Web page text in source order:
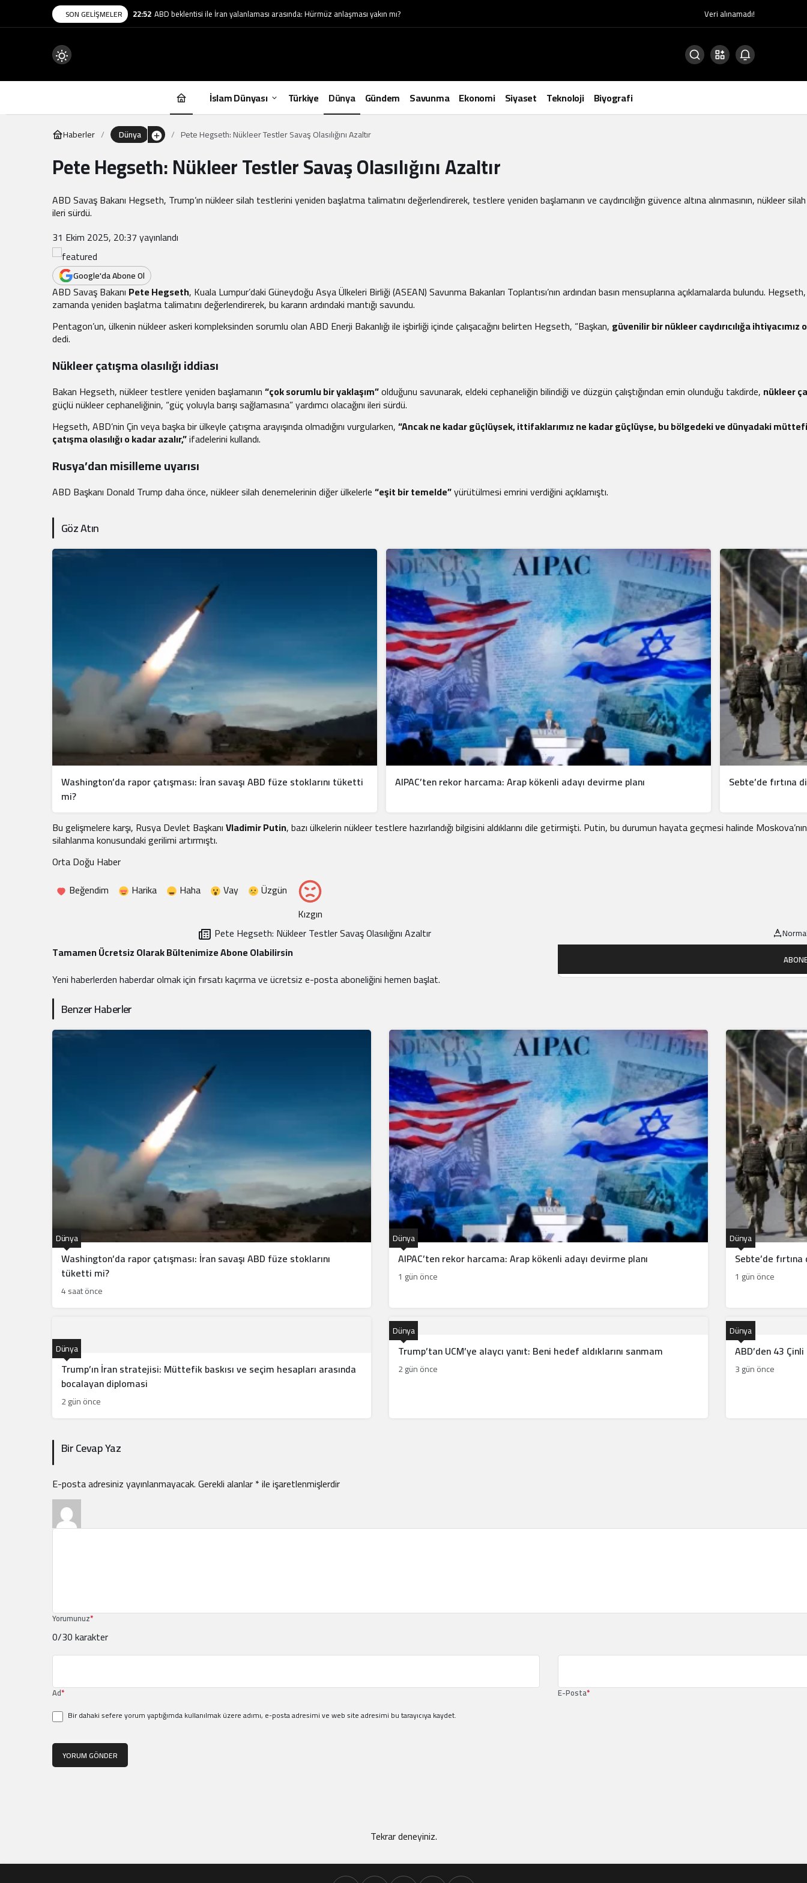
SON GELIŞMELER 22:52 ABD beklentisi ile İran yalanlaması arasında: Hürmüz anlaşması yakın mı? Veri alınamadı!
Mod
değiştir
İslam Dünyası Türkiye Dünya Gündem Savunma Ekonomi Siyaset Teknoloji Biyografi
Haberler Dünya Pete Hegseth: Nükleer Testler Savaş Olasılığını Azaltır
Pete Hegseth: Nükleer Testler Savaş Olasılığını Azaltır
ABD Savaş Bakanı Hegseth, Trump’ın nükleer silah testlerini yeniden başlatma talimatını değerlendirerek, testlere yeniden başlamanın ve caydırıcılığın güvence altına alınmasının, nükleer silah
ileri sürdü.
31 Ekim 2025, 20:37yayınlandı
Google'da Abone Ol
ABD Savaş Bakanı Pete Hegseth, Kuala Lumpur’daki Güneydoğu Asya Ülkeleri Birliği (ASEAN) Savunma Bakanları Toplantısı’nın ardından basın mensuplarına açıklamalarda bulundu.
zamanda yeniden başlatma talimatını değerlendirerek, bu kararın ardındaki mantığı savundu.
Pentagon’un, ülkenin nükleer askeri kompleksinden sorumlu olan ABD Enerji Bakanlığı ile işbirliği içinde çalışacağını belirten Hegseth, “Başkan, güvenilir bir nükleer caydırıcılığa ihtiyacımız
dedi.
Nükleer çatışma olasılığı iddiası
Bakan Hegseth, nükleer testlere yeniden başlamanın“çok sorumlu bir yaklaşım”olduğunu savunarak, eldeki cephaneliğin bilindiği ve düzgün çalıştığından emin olunduğu takdirde, nükleer
güçlü nükleer cephaneliğinin, “güç yoluyla barışı sağlamasına” yardımcı olacağını ileri sürdü.
Hegseth, ABD’nin Çin veya başka bir ülkeyle çatışma arayışında olmadığını vurgularken,“Ancak ne kadar güçlüysek, ittifaklarımız ne kadar güçlüyse, bu bölgedeki ve dünyadaki
çatışma olasılığı o kadar azalır,”ifadelerini kullandı.
Rusya’dan misilleme uyarısı
ABD Başkanı Donald Trump daha önce, nükleer silah denemelerinin diğer ülkelerle“eşit bir temelde”yürütülmesi emrini verdiğini açıklamıştı.
Göz Atın
Washington’da rapor çatışması: İran savaşı ABD füze stoklarını tüketti
mi?
AIPAC’ten rekor harcama: Arap kökenli adayı devirme planı Sebte’de fırtına
Bu gelişmelere karşı, Rusya Devlet BaşkanıVladimir Putin, bazı ülkelerin nükleer testlere hazırlandığı bilgisini aldıklarını dile getirmişti. Putin, bu durumun hayata geçmesi halinde
silahlanma konusundaki gerilimi artırmıştı.
Orta Doğu Haber
Beğendim
Harika Haha Vay
Üzgün
Kızgın
Pete Hegseth: Nükleer Testler Savaş Olasılığını Azaltır
Tamamen Ücretsiz Olarak Bültenimize Abone Olabilirsin
Yeni haberlerden haberdar olmak için fırsatı kaçırma ve ücretsiz e-posta aboneliğini hemen başlat.
Benzer Haberler
Washington’da rapor çatışması: İran savaşı ABD füze stoklarını
tüketti mi?
Dünya
4 saat önce
AIPAC’ten rekor harcama: Arap kökenli adayı devirme planı
Dünya
1 gün önce
Sebte’de
Dünya
1 gün önce
Trump’ın İran stratejisi: Müttefik baskısı ve seçim hesapları arasında
bocalayan diplomasi
Dünya
2 gün önce
Trump’tan UCM’ye alaycı yanıt: Beni hedef aldıklarını sanmam
Dünya
2 gün önce
ABD’den 43
Dünya
3 gün önce
Bir Cevap Yaz
E-posta adresiniz yayınlanmayacak.Gerekli alanlar*ile işaretlenmişlerdir
Yorumunuz*
0/30 karakter
Ad* E-Posta*
Bir dahaki sefere yorum yaptığımda kullanılmak üzere adımı, e-posta adresimi ve web site adresimi bu tarayıcıya kaydet.
YORUM GÖNDER
Tekrar deneyiniz.